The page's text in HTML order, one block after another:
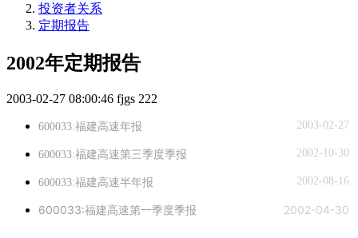
投资者关系
定期报告
2002年定期报告
2003-02-27 08:00:46 fjgs 222
2003-02-27
600033:福建高速年报
2002-10-30
600033:福建高速第三季度季报
2002-08-16
600033:福建高速半年报
2002-04-30
600033:福建高速第一季度季报